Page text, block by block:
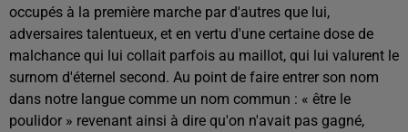
occupés à la première marche par d'autres que lui,
adversaires talentueux, et en vertu d'une certaine dose de
malchance qui lui collait parfois au maillot, qui lui valurent le
surnom d'éternel second. Au point de faire entrer son nom
dans notre langue comme un nom commun : « être le
poulidor » revenant ainsi à dire qu'on n'avait pas gagné,